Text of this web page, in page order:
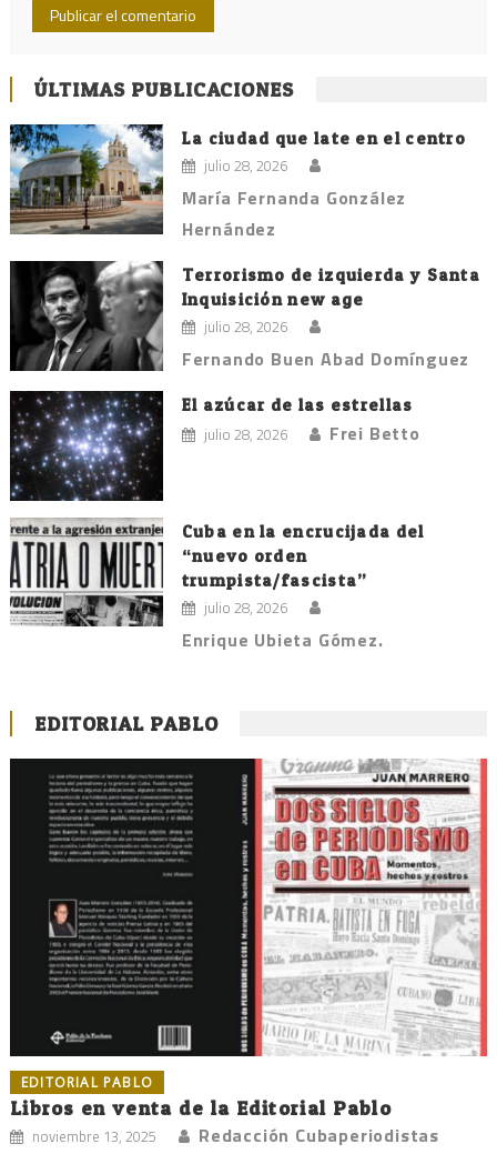
ÚLTIMAS PUBLICACIONES
La ciudad que late en el centro
julio 28, 2026
María Fernanda González
Hernández
Terrorismo de izquierda y Santa
Inquisición new age
julio 28, 2026
Fernando Buen Abad Domínguez
El azúcar de las estrellas
julio 28, 2026 Frei Betto
Cuba en la encrucijada del
“nuevo orden
trumpista/fascista”
julio 28, 2026
Enrique Ubieta Gómez.
EDITORIAL PABLO
EDITORIAL PABLO
Libros en venta de la Editorial Pablo
noviembre 13, 2025 Redacción Cubaperiodistas